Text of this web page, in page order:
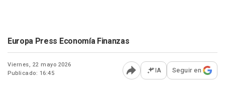
Europa Press Economía Finanzas
Viernes, 22 mayo 2026
Publicado: 16:45
Abrir opciones para
IA Seguir en